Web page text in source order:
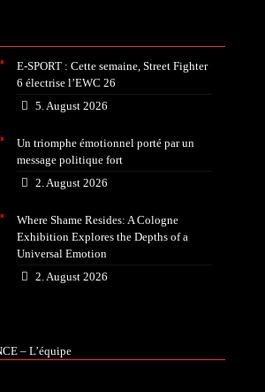
E-SPORT : Cette semaine, Street Fighter
6 électrise l’EWC 26
5. August 2026
Un triomphe émotionnel porté par un
message politique fort
2. August 2026
Where Shame Resides: A Cologne
Exhibition Explores the Depths of a
Universal Emotion
2. August 2026
– L’équipe